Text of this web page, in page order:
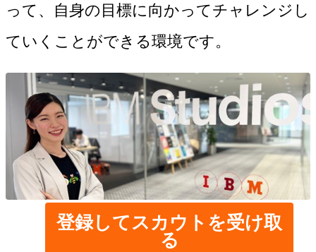
って、自身の目標に向かってチャレンジし
登録してスカウトを受け取
る